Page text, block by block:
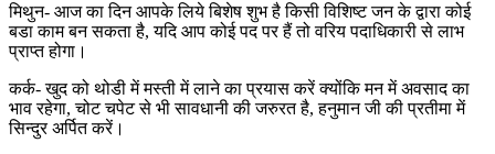
मिथुन- आज का दिन आपके लिये बिशेष शुभ है किसी विशिष्ट जन के द्वारा कोई
बडा काम बन सकता है, यदि आप कोई पद पर हैं तो वरिय पदाधिकारी से लाभ
प्राप्त होगा।
कर्क- खुद को थोडी में मस्ती में लाने का प्रयास करें क्योंकि मन में अवसाद का
भाव रहेगा, चोट चपेट से भी सावधानी की जरुरत है, हनुमान जी की प्रतीमा में
सिन्दुर अर्पित करें।